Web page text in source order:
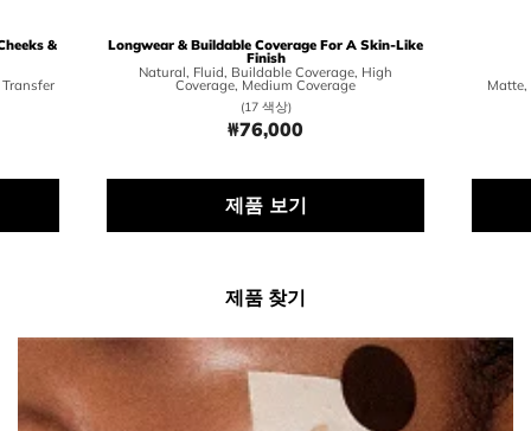
& Longwear & Buildable Coverage For A Skin-Like
Finish
Natural, Fluid, Buildable Coverage, High
Coverage, Medium Coverage
(17 색상)
₩76,000Price ₩76,000
제품 보기
Matte,
제품 찾기